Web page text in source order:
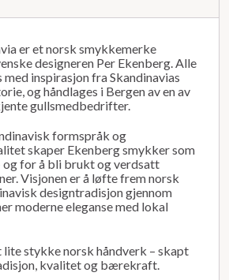
er et norsk smykkemerke
designeren Per Ekenberg. Alle
med inspirasjon fra Skandinavias
og håndlages i Bergen av en av
gullsmedbedrifter.
formspråk og
skaper Ekenberg smykker som
og for å bli brukt og verdsatt
Visjonen er å løfte frem norsk
designtradisjon gjennom
moderne eleganse med lokal
stykke norsk håndverk – skapt
kvalitet og bærekraft.